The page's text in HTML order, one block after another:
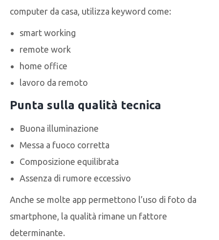
computer da casa, utilizza keyword come:
smart working
remote work
home office
lavoro da remoto
Punta sulla qualità tecnica
Buona illuminazione
Messa a fuoco corretta
Composizione equilibrata
Assenza di rumore eccessivo
Anche se molte app permettono l’uso di foto da
smartphone, la qualità rimane un fattore
determinante.